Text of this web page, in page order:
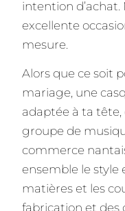
intention d’achat.
excellente
mesure.
Alors que ce soit
mariage, une
adaptée à ta
groupe de
commerce
ensemble le style
matières et les
fabrication et des